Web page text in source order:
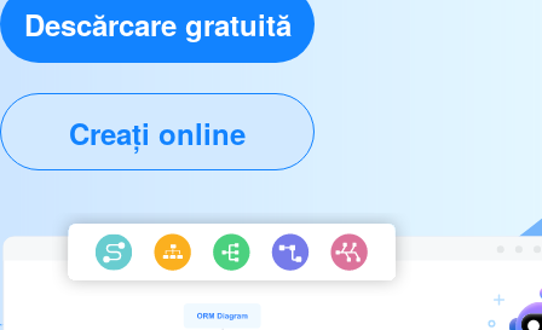
Descărcare gratuită
Creați online